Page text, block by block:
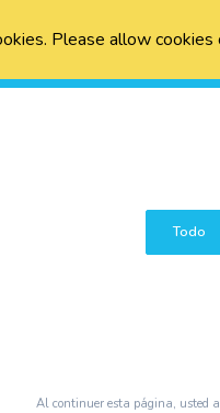
Please allow cookies
Todo
Al continuer esta página, usted